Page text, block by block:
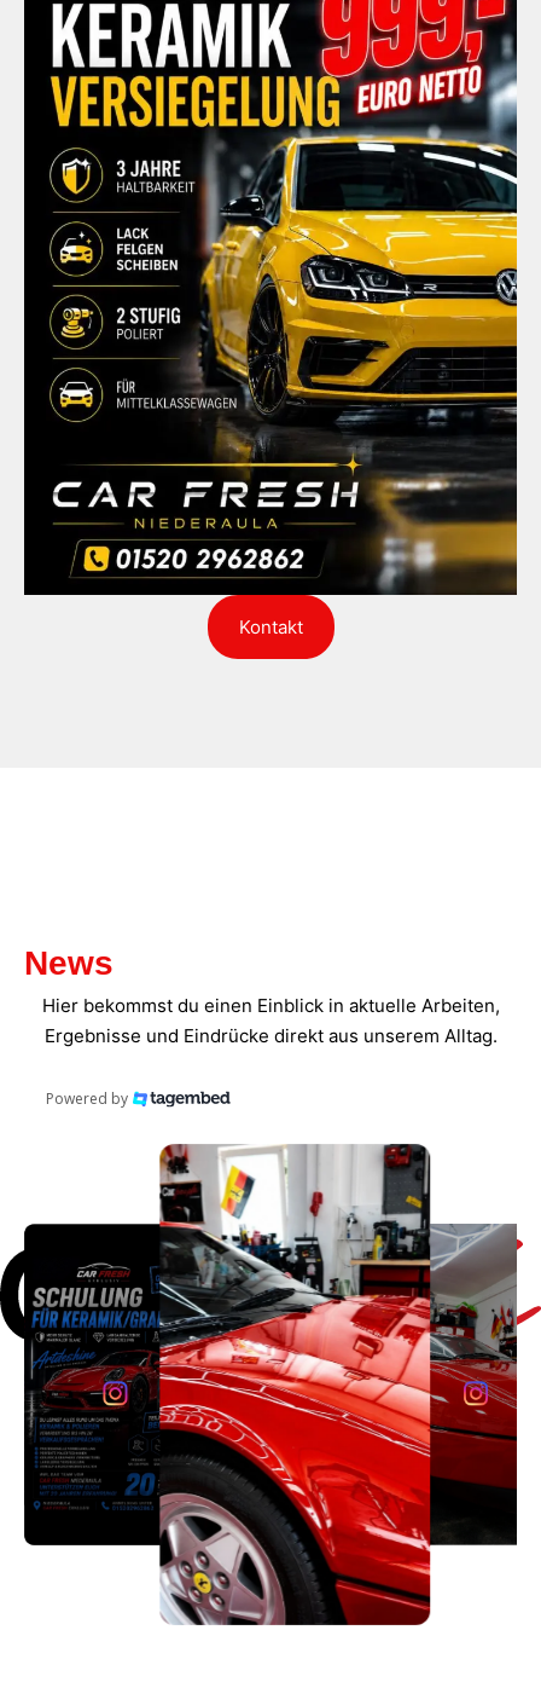
Kontakt
News
Hier bekommst du einen Einblick in aktuelle Arbeiten,
Ergebnisse und Eindrücke direkt aus unserem Alltag.
Powered by